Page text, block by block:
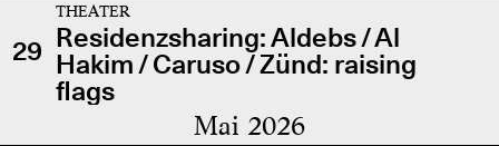
29
THEATER
Residenzsharing: Aldebs / Al
Hakim / Caruso / Zünd: raising
flags
Mai 2026